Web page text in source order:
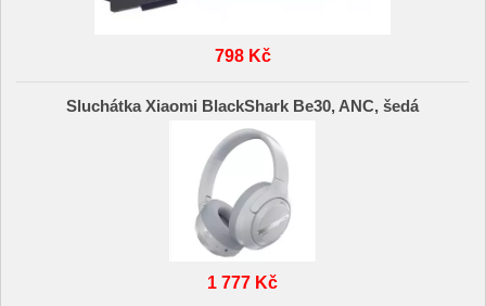
798 Kč
Sluchátka Xiaomi BlackShark Be30, ANC, šedá
1 777 Kč